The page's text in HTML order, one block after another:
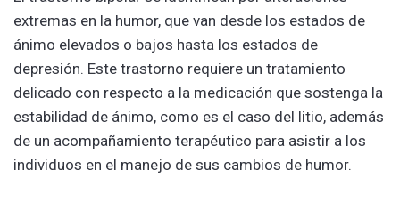
extremas en la humor, que van desde los estados de
ánimo elevados o bajos hasta los estados de
depresión. Este trastorno requiere un tratamiento
delicado con respecto a la medicación que sostenga la
estabilidad de ánimo, como es el caso del litio, además
de un acompañamiento terapéutico para asistir a los
individuos en el manejo de sus cambios de humor.